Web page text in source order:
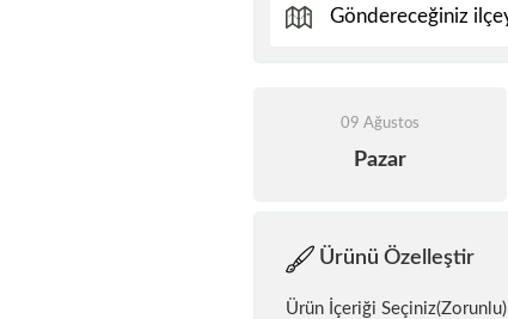
09 Ağustos
Pazar
Ürünü Özelleştir
Ürün İçeriği Seçiniz(Zorunlu)